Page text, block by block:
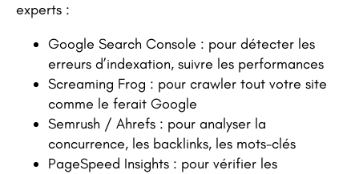
experts :
Google Search Console : pour détecter les
erreurs d’indexation, suivre les performances
Screaming Frog : pour crawler tout votre site
comme le ferait Google
Semrush / Ahrefs : pour analyser la
concurrence, les backlinks, les mots-clés
PageSpeed Insights : pour vérifier les